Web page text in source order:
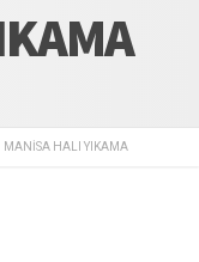
MANİSA HALI YIKAMA